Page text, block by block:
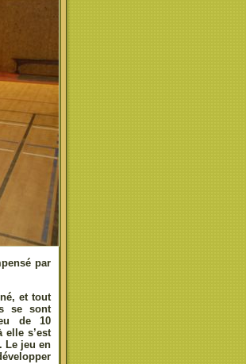
par
et tout
se sont
de 10
elle s’est
Le jeu en